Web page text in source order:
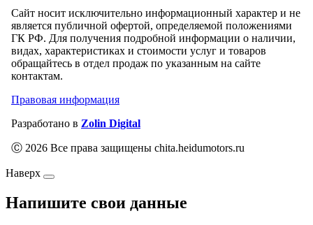
Сайт носит исключительно информационный характер и не
является публичной офертой, определяемой положениями
ГК РФ. Для получения подробной информации о наличии,
видах, характеристиках и стоимости услуг и товаров
обращайтесь в отдел продаж по указанным на сайте
контактам.
Правовая информация
Разработано в Zolin Digital
Ⓒ 2026 Все права защищены chita.heidumotors.ru
Наверх
Напишите свои данные